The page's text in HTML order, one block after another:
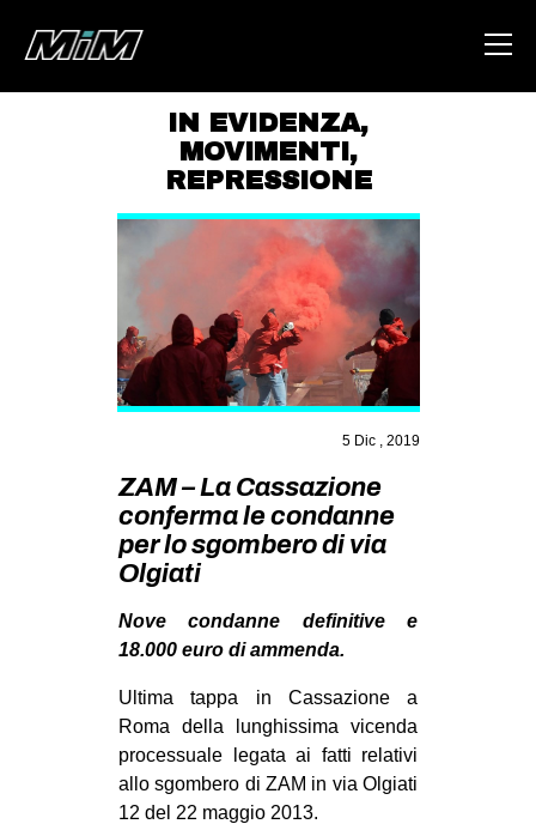
HOME
AREA
DEGENERAZIONE
GAZA FREESTYLE
CSOA LAMBRETTA
ZAM
MILANO
SPAZI
MOVIMENTI
AMBIENTE
ANTIFASCISMO
IN EVIDENZA,
MOVIMENTI ,
REPRESSIONE
5 Dic , 2019
ZAM – La Cassazione
conferma le condanne
per lo sgombero di via
Olgiati
Nove condanne definitive e
18.000 euro di ammenda.
Ultima tappa in Cassazione a
Roma della lunghissima vicenda
processuale legata ai fatti relativi
allo sgombero di ZAM in via Olgiati
12 del 22 maggio 2013.